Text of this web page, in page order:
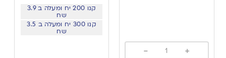
+
-
קנו 200 יח ומעלה ב 3.9
שח
קנו 300 יח ומעלה ב 3.5
שח